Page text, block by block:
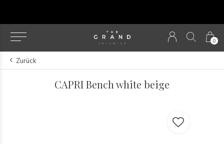
0
Zurück
CAPRI Bench white beige